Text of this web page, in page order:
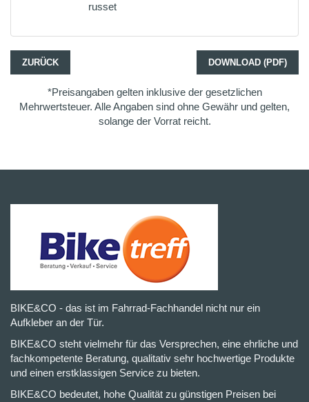
russet
ZURÜCK DOWNLOAD (PDF)
*Preisangaben gelten inklusive der gesetzlichen
Mehrwertsteuer. Alle Angaben sind ohne Gewähr und gelten,
solange der Vorrat reicht.
BIKE&CO - das ist im Fahrrad-Fachhandel nicht nur ein
Aufkleber an der Tür.
BIKE&CO steht vielmehr für das Versprechen, eine ehrliche und
fachkompetente Beratung, qualitativ sehr hochwertige Produkte
und einen erstklassigen Service zu bieten.
BIKE&CO bedeutet, hohe Qualität zu günstigen Preisen bei